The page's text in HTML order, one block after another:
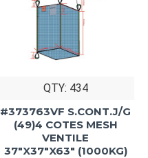
QTY: 434
#373763VF S.CONT.J/G
(49)4 COTES MESH
VENTILE
37"X37"X63" (1000KG)